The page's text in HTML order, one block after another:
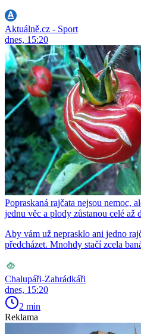
Aktuálně.cz - Sport
dnes, 15:20
Popraskaná rajčata nejsou nemoc,
jednu věc a plody zůstanou celé až
Aby vám už neprasklo ani jedno
předcházet. Mnohdy stačí zcela
Chalupáři-Zahrádkáři
dnes, 15:20
2 min
Reklama